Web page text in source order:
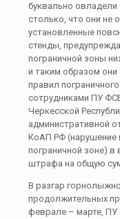
буквально
столько, что они не
установленные
стенды,
пограничной зоны
и таким образом
правил
сотрудниками ПУ
Черкесской
административной
КоАП РФ (нарушение
пограничной зоне) в
штрафа на общую
В разгар
продолжительных
феврале – марте, ПУ